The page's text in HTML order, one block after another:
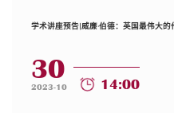
学术讲座预告|威廉·伯德：英国最伟大的
30
2023-10 14:00